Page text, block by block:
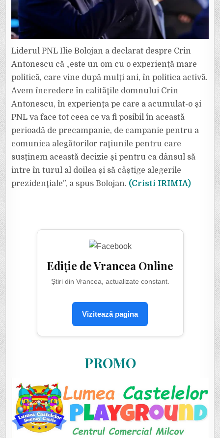
Liderul PNL Ilie Bolojan a declarat despre Crin
Antonescu că „este un om cu o experienţă mare
politică, care vine după mulţi ani, în politica activă.
Avem încredere în calităţile domnului Crin
Antonescu, în experienţa pe care a acumulat-o şi
PNL va face tot ceea ce va fi posibil în această
perioadă de precampanie, de campanie pentru a
comunica alegătorilor raţiunile pentru care
susţinem această decizie şi pentru ca dânsul să
intre în turul al doilea şi să câştige alegerile
prezidenţiale”, a spus Bolojan. (Cristi IRIMIA)
Ediție de Vrancea Online
Știri din Vrancea, actualizate constant.
Vizitează pagina
PROMO